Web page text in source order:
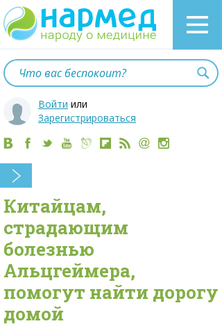
Войти или
Зарегистрироваться
Китайцам,
страдающим
болезнью
Альцгеймера,
помогут найти дорогу
домой